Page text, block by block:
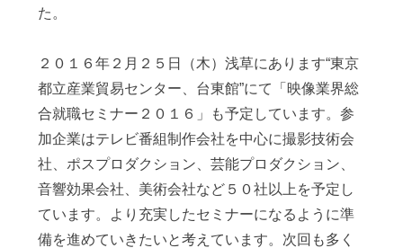
た。
２０１６年２月２５日（木）浅草にあります“東京
都立産業貿易センター、台東館”にて「映像業界総
合就職セミナー２０１６」も予定しています。参
加企業はテレビ番組制作会社を中心に撮影技術会
社、ポスプロダクション、芸能プロダクション、
音響効果会社、美術会社など５０社以上を予定し
ています。より充実したセミナーになるように準
備を進めていきたいと考えています。次回も多く